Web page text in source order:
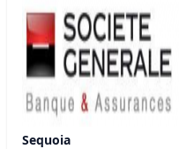
Sequoia